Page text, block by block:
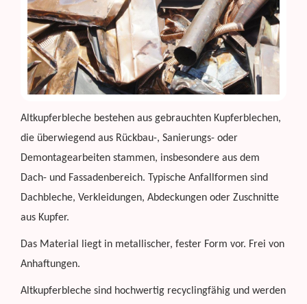
Altkupferbleche bestehen aus gebrauchten Kupferblechen,
die überwiegend aus Rückbau-, Sanierungs- oder
Demontagearbeiten stammen, insbesondere aus dem
Dach- und Fassadenbereich. Typische Anfallformen sind
Dachbleche, Verkleidungen, Abdeckungen oder Zuschnitte
aus Kupfer.
Das Material liegt in metallischer, fester Form vor. Frei von
Anhaftungen.
Altkupferbleche sind hochwertig recyclingfähig und werden